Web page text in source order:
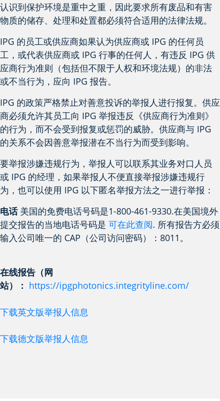
认识到保护环境是重中之重，因此要求所有废品和有害
物质的储存、处理和处置都必须符合适用的法律法规。
IPG 的员工或供应商如果认为供应商或 IPG 的任何员
工，或代表供应商或 IPG 行事的任何人，有违反 IPG 供
应商行为准则（包括但不限于人权和环境法规）的非法
或不当行为，应向 IPG 报告。
IPG 的政策严格禁止对善意投诉的举报人进行报复。供应
商必须允许其员工向 IPG 举报违反《供应商行为准则》
的行为，而不会受到报复或惩罚的威胁。供应商与 IPG
的关系不会因善意举报潜在不当行为而受到影响。
要举报涉嫌违规行为，举报人可以联系其业务对口人员
或 IPG 的经理，如果举报人不便直接举报涉嫌违规行
为，也可以使用 IPG 以下匿名举报方法之一进行举报：
电话 美国的免费电话号码是1-800-461-9330.在美国境外
提交报告的当地电话号码是 可在此查阅. 所有报告方必须
输入公司唯一的 CAP（公司访问密码）：8011。
在线报告（网
站）： https://ipgphotonics.integrityline.com/
下载英文版举报人信息
下载德文版举报人信息